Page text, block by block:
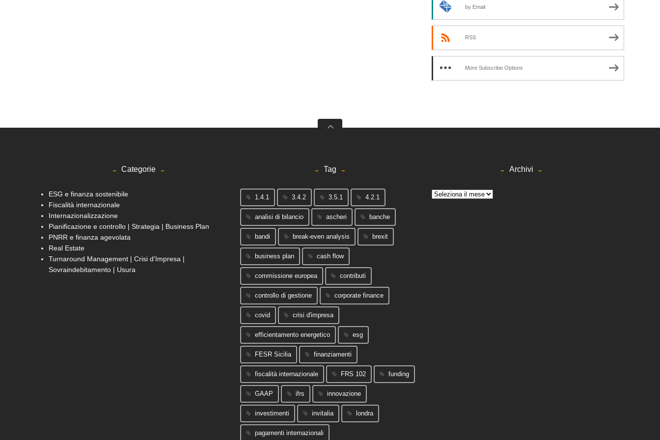
by Email
RSS
More Subscribe Options
Categorie
ESG e finanza sostenibile
Fiscalità internazionale
Internazionalizzazione
Pianificazione e controllo | Strategia | Business Plan
PNRR e finanza agevolata
Real Estate
Turnaround Management | Crisi d'Impresa |
Sovraindebitamento | Usura
Tag
1.4.1 3.4.2 3.5.1 4.2.1
analisi di bilancio ascheri banche
bandi break-even analysis brexit
business plan cash flow
commissione europea contributi
controllo di gestione corporate finance
covid crisi d'impresa
efficientamento energetico esg
FESR Sicilia finanziamenti
fiscalità internazionale FRS 102 funding
GAAP ifrs innovazione
investimenti invitalia londra
pagamenti internazionali
Archivi
Archivi